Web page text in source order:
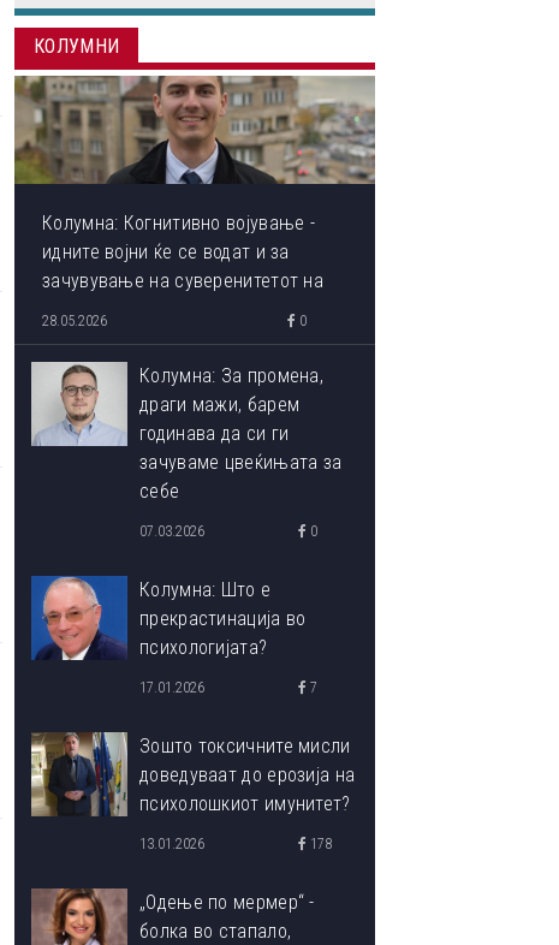
КОЛУМНИ
Колумна: Когнитивно војување -
идните војни ќе се водат и за
зачувување на суверенитетот на
сопствениот ум
28.05.2026 0
Колумна: За промена,
драги мажи, барем
годинава да си ги
зачуваме цвеќињата за
себе
07.03.2026 0
Колумна: Што е
прекрастинација во
психологијата?
17.01.2026 7
Зошто токсичните мисли
доведуваат до ерозија на
психолошкиот имунитет?
13.01.2026 178
„Одење по мермер“ -
болка во стапало,